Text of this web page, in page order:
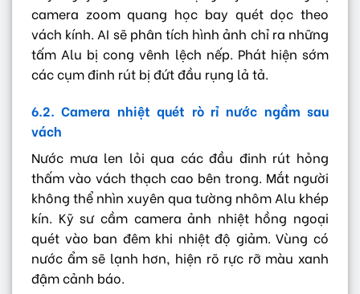
camera zoom quang học bay quét dọc theo
vách kính. AI sẽ phân tích hình ảnh chỉ ra những
tấm Alu bị cong vênh lệch nếp. Phát hiện sớm
các cụm đinh rút bị đứt đầu rụng lả tả.
6.2. Camera nhiệt quét rò rỉ nước ngầm sau
vách
Nước mưa len lỏi qua các đầu đinh rút hỏng
thấm vào vách thạch cao bên trong. Mắt người
không thể nhìn xuyên qua tường nhôm Alu khép
kín. Kỹ sư cầm camera ảnh nhiệt hồng ngoại
quét vào ban đêm khi nhiệt độ giảm. Vùng có
nước ẩm sẽ lạnh hơn, hiện rõ rực rỡ màu xanh
đậm cảnh báo.